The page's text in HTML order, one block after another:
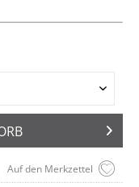
Auf den Merkzettel